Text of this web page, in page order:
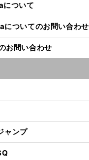
ついて
ついてのお問い合わせ
お問い合わせ
ャンプ